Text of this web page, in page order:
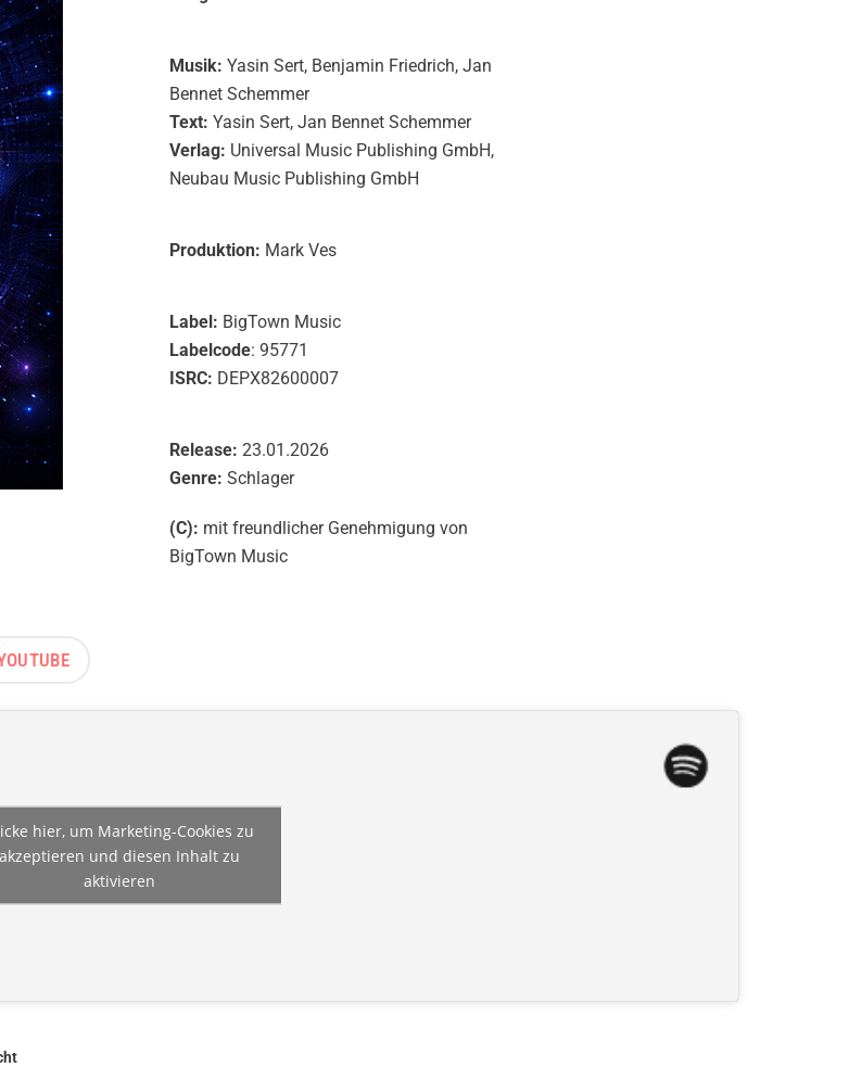
Musik: Yasin Sert, Benjamin Friedrich, Jan
Bennet Schemmer
Text: Yasin Sert, Jan Bennet Schemmer
Verlag: Universal Music Publishing GmbH,
Neubau Music Publishing GmbH
Produktion: Mark Ves
Label: BigTown Music
Labelcode: 95771
ISRC: DEPX82600007
Release:23.01.2026
Genre:Schlager
(C): mit freundlicher Genehmigung von
BigTown Music
hier, um Marketing-Cookies zu
akzeptieren und diesen Inhalt zu
aktivieren